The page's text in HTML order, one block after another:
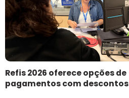
Refis 2026 oferece opções de
pagamentos com descontos